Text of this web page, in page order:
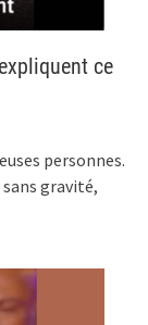
ce
personnes.
gravité,